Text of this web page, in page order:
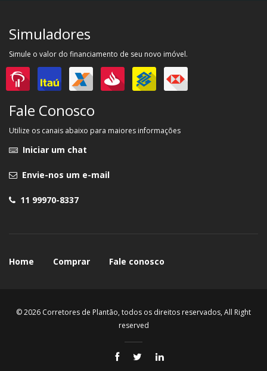
Simuladores
Simule o valor do financiamento de seu novo imóvel.
Fale Conosco
Utilize os canais abaixo para maiores informações
Iniciar um chat
Envie-nos um e-mail
11 99970-8337
Home Comprar Fale conosco
© 2026 Corretores de Plantão, todos os direitos reservados, All Right
reserved